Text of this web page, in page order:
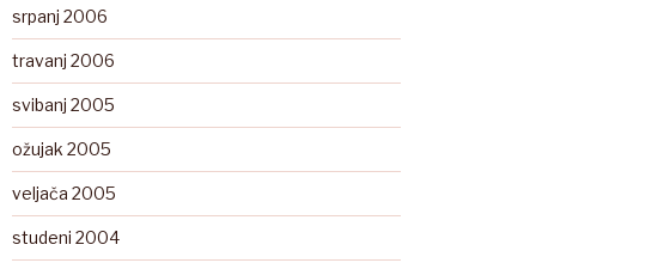
srpanj 2006
travanj 2006
svibanj 2005
ožujak 2005
veljača 2005
studeni 2004